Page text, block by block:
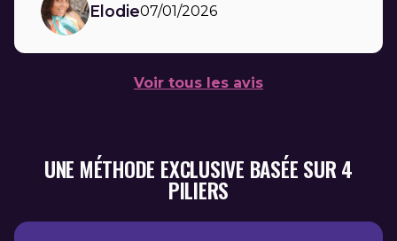
Elodie07/01/2026
Voir tous les avis
UNE MÉTHODE EXCLUSIVE BASÉE SUR 4
PILIERS